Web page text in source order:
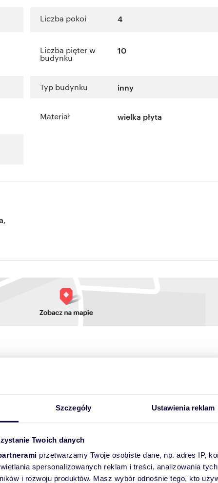
Szczegóły Ustawienia reklam
Twoich danych
przetwarzamy Twoje osobiste dane, np. adres IP,
spersonalizowanych reklam i treści, analizowania
i rozwoju produktów. Masz wybór odnośnie tego, kto
Liczba pokoi 4
Liczba pięter w
budynku
10
Typ budynku inny
Materiał wielka płyta
Osiedle Sady, Kielc